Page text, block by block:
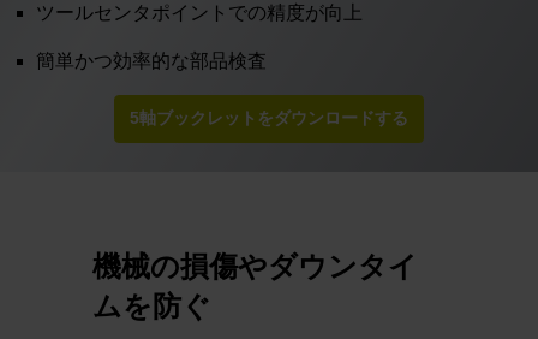
ツールセンタポイントでの精度が向上
簡単かつ効率的な部品検査
5軸ブックレットをダウンロードする
機械の損傷やダウンタイ
ムを防ぐ